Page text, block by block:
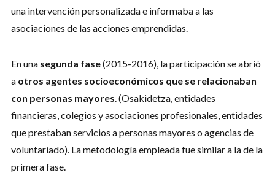
una intervención personalizada e informaba a las
asociaciones de las acciones emprendidas.
En una segunda fase(2015-2016), la participación se abrió
a otros agentes socioeconómicos que se relacionaban
con personas mayores. (Osakidetza, entidades
financieras, colegios y asociaciones profesionales, entidades
que prestaban servicios a personas mayores o agencias de
voluntariado). La metodología empleada fue similar a la de la
primera fase.